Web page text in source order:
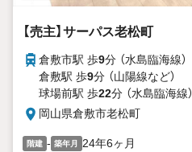
【売主】サーパス老松町
倉敷市駅 歩9分 （水島臨海線）
倉敷駅 歩9分 （山陽線など）
球場前駅 歩22分 （水島臨海線）
岡山県倉敷市老松町
階建 - 築年月 24年6ヶ月